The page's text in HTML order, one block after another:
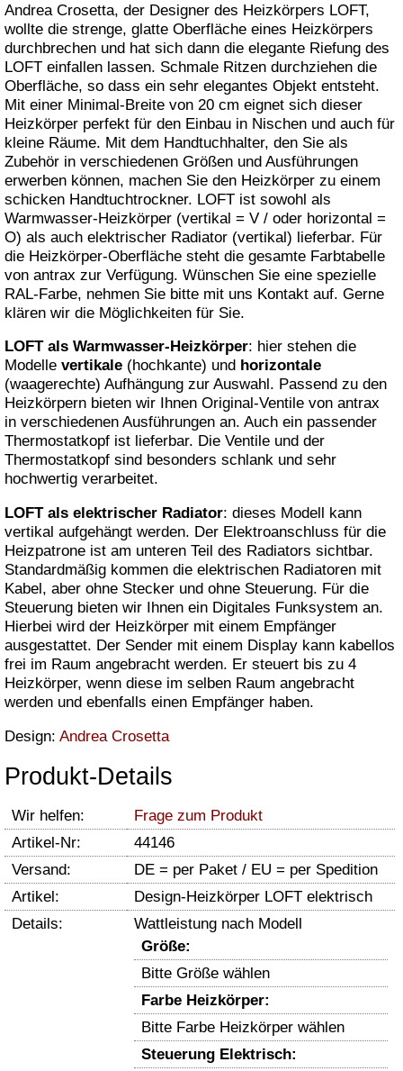
Andrea Crosetta, der Designer des Heizkörpers LOFT,
wollte die strenge, glatte Oberfläche eines Heizkörpers
durchbrechen und hat sich dann die elegante Riefung des
LOFT einfallen lassen. Schmale Ritzen durchziehen die
Oberfläche, so dass ein sehr elegantes Objekt entsteht.
Mit einer Minimal-Breite von 20 cm eignet sich dieser
Heizkörper perfekt für den Einbau in Nischen und auch für
kleine Räume. Mit dem Handtuchhalter, den Sie als
Zubehör in verschiedenen Größen und Ausführungen
erwerben können, machen Sie den Heizkörper zu einem
schicken Handtuchtrockner. LOFT ist sowohl als
Warmwasser-Heizkörper (vertikal = V / oder horizontal =
O) als auch elektrischer Radiator (vertikal) lieferbar. Für
die Heizkörper-Oberfläche steht die gesamte Farbtabelle
von antrax zur Verfügung. Wünschen Sie eine spezielle
RAL-Farbe, nehmen Sie bitte mit uns Kontakt auf. Gerne
klären wir die Möglichkeiten für Sie.
LOFT als Warmwasser-Heizkörper: hier stehen die
Modelle vertikale (hochkante) und horizontale
(waagerechte) Aufhängung zur Auswahl. Passend zu den
Heizkörpern bieten wir Ihnen Original-Ventile von antrax
in verschiedenen Ausführungen an. Auch ein passender
Thermostatkopf ist lieferbar. Die Ventile und der
Thermostatkopf sind besonders schlank und sehr
hochwertig verarbeitet.
LOFT als elektrischer Radiator: dieses Modell kann
vertikal aufgehängt werden. Der Elektroanschluss für die
Heizpatrone ist am unteren Teil des Radiators sichtbar.
Standardmäßig kommen die elektrischen Radiatoren mit
Kabel, aber ohne Stecker und ohne Steuerung. Für die
Steuerung bieten wir Ihnen ein Digitales Funksystem an.
Hierbei wird der Heizkörper mit einem Empfänger
ausgestattet. Der Sender mit einem Display kann kabellos
frei im Raum angebracht werden. Er steuert bis zu 4
Heizkörper, wenn diese im selben Raum angebracht
werden und ebenfalls einen Empfänger haben.
Design: Andrea Crosetta
Produkt-Details
Wir helfen:
Frage zum Produkt
Artikel-Nr:
44146
Versand:
DE = per Paket / EU = per Spedition
Artikel:
Design-Heizkörper LOFT elektrisch
Details:
Wattleistung nach Modell
Größe:
Bitte Größe wählen
Farbe Heizkörper:
Bitte Farbe Heizkörper wählen
Steuerung Elektrisch: